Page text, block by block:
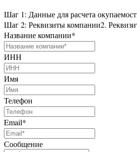
Шаг 1: Данные для расчета
Шаг 2: Реквизиты компании2.
Название компании*
ИНН
Имя
Телефон
Email*
Сообщение